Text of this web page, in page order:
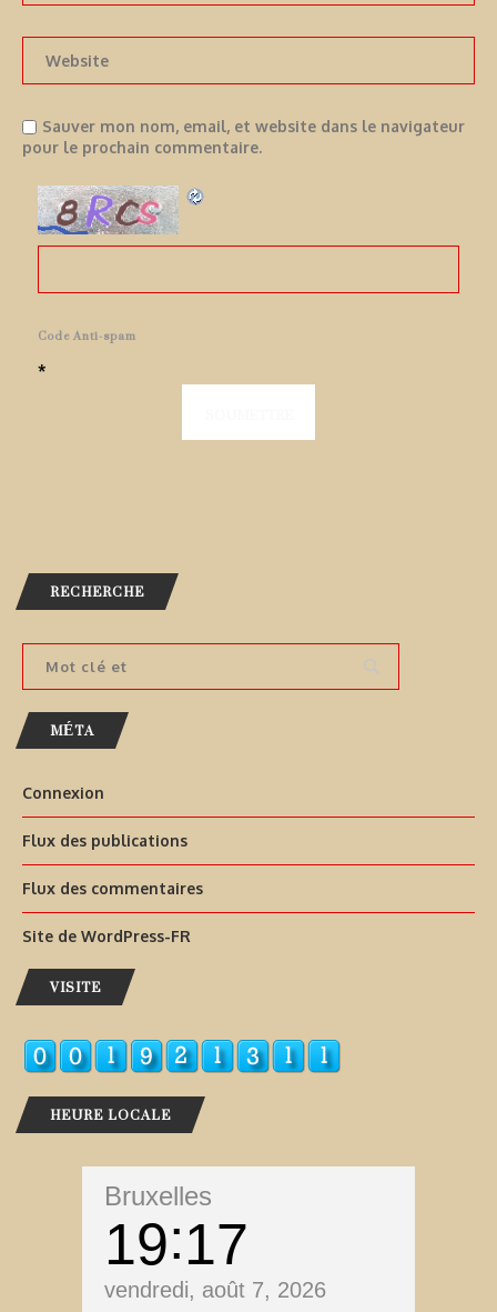
Sauver mon nom, email, et website dans le navigateur
pour le prochain commentaire.
Code Anti-spam
*
RECHERCHE
MÉTA
Connexion
Flux des publications
Flux des commentaires
Site de WordPress-FR
VISITE
HEURE LOCALE
Bruxelles
19 17
vendredi, août 7, 2026